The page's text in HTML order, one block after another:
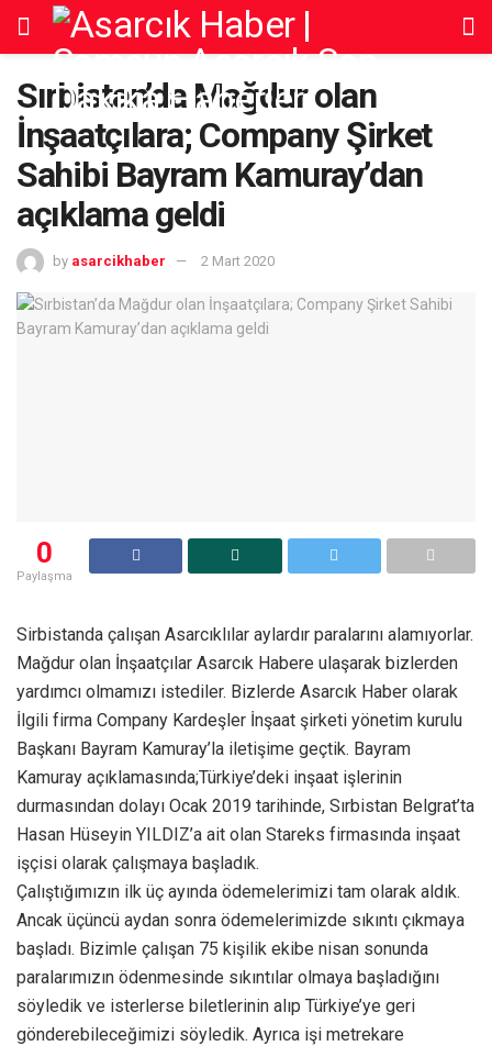
Sırbistan’da Mağdur olan
İnşaatçılara; Company Şirket
Sahibi Bayram Kamuray’dan
açıklama geldi
by asarcikhaber 2 Mart 2020
0
Paylaşma
Sirbistanda çalışan Asarcıklılar aylardır paralarını alamıyorlar.
Mağdur olan İnşaatçılar Asarcık Habere ulaşarak bizlerden
yardımcı olmamızı istediler. Bizlerde Asarcık Haber olarak
İlgili firma Company Kardeşler İnşaat şirketi yönetim kurulu
Başkanı Bayram Kamuray’la iletişime geçtik. Bayram
Kamuray açıklamasında;Türkiye’deki inşaat işlerinin
durmasından dolayı Ocak 2019 tarihinde, Sırbistan Belgrat’ta
Hasan Hüseyin YILDIZ’a ait olan Stareks firmasında inşaat
işçisi olarak çalışmaya başladık.
Çalıştığımızın ilk üç ayında ödemelerimizi tam olarak aldık.
Ancak üçüncü aydan sonra ödemelerimizde sıkıntı çıkmaya
başladı. Bizimle çalışan 75 kişilik ekibe nisan sonunda
paralarımızın ödenmesinde sıkıntılar olmaya başladığını
söyledik ve isterlerse biletlerinin alıp Türkiye’ye geri
gönderebileceğimizi söyledik. Ayrıca işi metrekare